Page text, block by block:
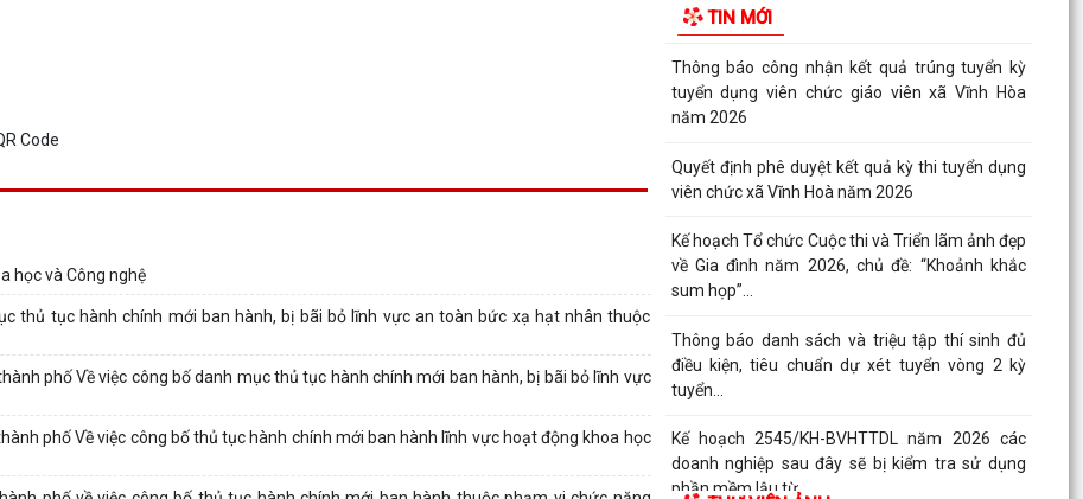
học và Công nghệ
thủ tục hành chính mới ban hành, bị bãi bỏ lĩnh vực an toàn bức xạ hạt nhân thuộc
phố Về việc công bố danh mục thủ tục hành chính mới ban hành, bị bãi bỏ lĩnh vực
phố Về việc công bố thủ tục hành chính mới ban hành lĩnh vực hoạt động khoa học
TIN MỚI
TƯ KINH DOANH
Thông báo công nhận kết quả trúng tuyển kỳ
tuyển dụng viên chức giáo viên xã Vĩnh Hòa
năm 2026
Quyết định phê duyệt kết quả kỳ thi tuyển dụng
viên chức xã Vĩnh Hoà năm 2026
Kế hoạch Tổ chức Cuộc thi và Triển lãm ảnh đẹp
về Gia đình năm 2026, chủ đề: “Khoảnh khắc
sum họp”...
Thông báo danh sách và triệu tập thí sinh đủ
điều kiện, tiêu chuẩn dự xét tuyển vòng 2 kỳ
tuyển...
Kế hoạch 2545/KH-BVHTTDL năm 2026 các
doanh nghiệp sau đây sẽ bị kiểm tra sử dụng
phần mềm lậu từ...